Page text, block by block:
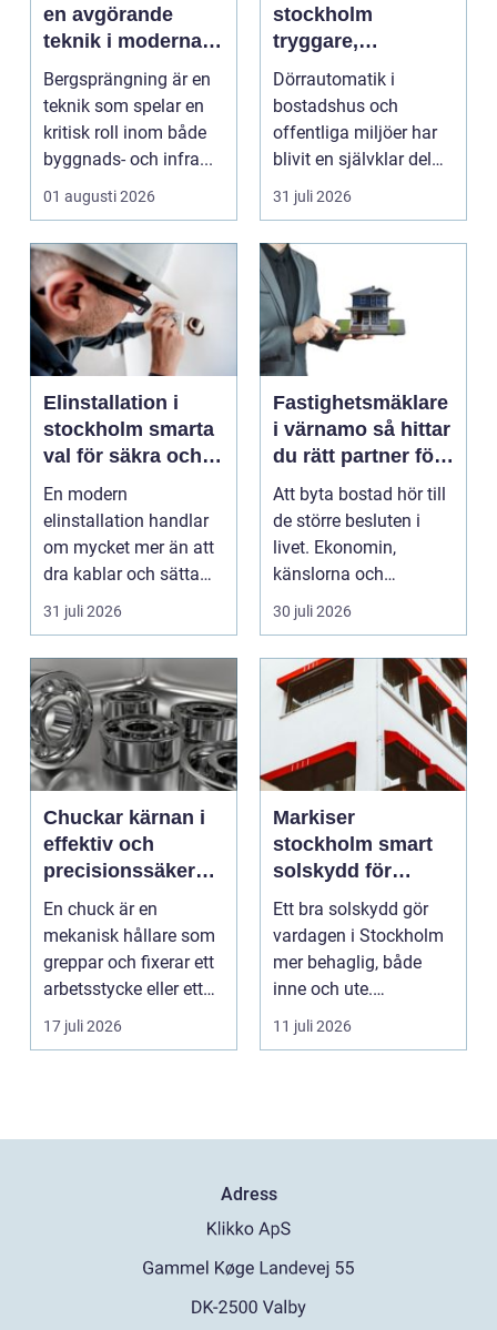
en avgörande
teknik i moderna
byggprojekt
Bergsprängning är en
teknik som spelar en
kritisk roll inom både
byggnads- och infra...
01 augusti 2026
stockholm
tryggare,
smidigare och mer
tillgängliga entréer
Dörrautomatik i
bostadshus och
offentliga miljöer har
blivit en självklar del
av en modern
fastighet...
31 juli 2026
Elinstallation i
stockholm smarta
val för säkra och
energieffektiva
fastigheter
En modern
elinstallation handlar
om mycket mer än att
dra kablar och sätta
upp uttag. I
Stockholms s...
31 juli 2026
Fastighetsmäklare
i värnamo så hittar
du rätt partner för
din bostadsaffär
Att byta bostad hör till
de större besluten i
livet. Ekonomin,
känslorna och
vardagen vävs ihop i
en...
30 juli 2026
Chuckar kärnan i
effektiv och
precisionssäker
uppspänning
En chuck är en
mekanisk hållare som
greppar och fixerar ett
arbetsstycke eller ett
verktyg, oftast i...
17 juli 2026
Markiser
stockholm smart
solskydd för
stadsliv och
uteplatser
Ett bra solskydd gör
vardagen i Stockholm
mer behaglig, både
inne och ute.
Somrarna kan vara
varma, ...
11 juli 2026
Adress